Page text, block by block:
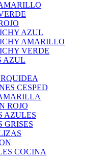
AZUL
AMARILLO
VERDE
AZUL
CESPED
ROJO
AZULES
GRISES
COCINA